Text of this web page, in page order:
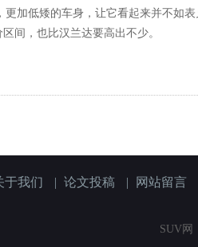
更加低矮的车身，让它看起来并不如
间，也比汉兰达要高出不少。
于我们 | 论文投稿 | 网站留言
SUV网